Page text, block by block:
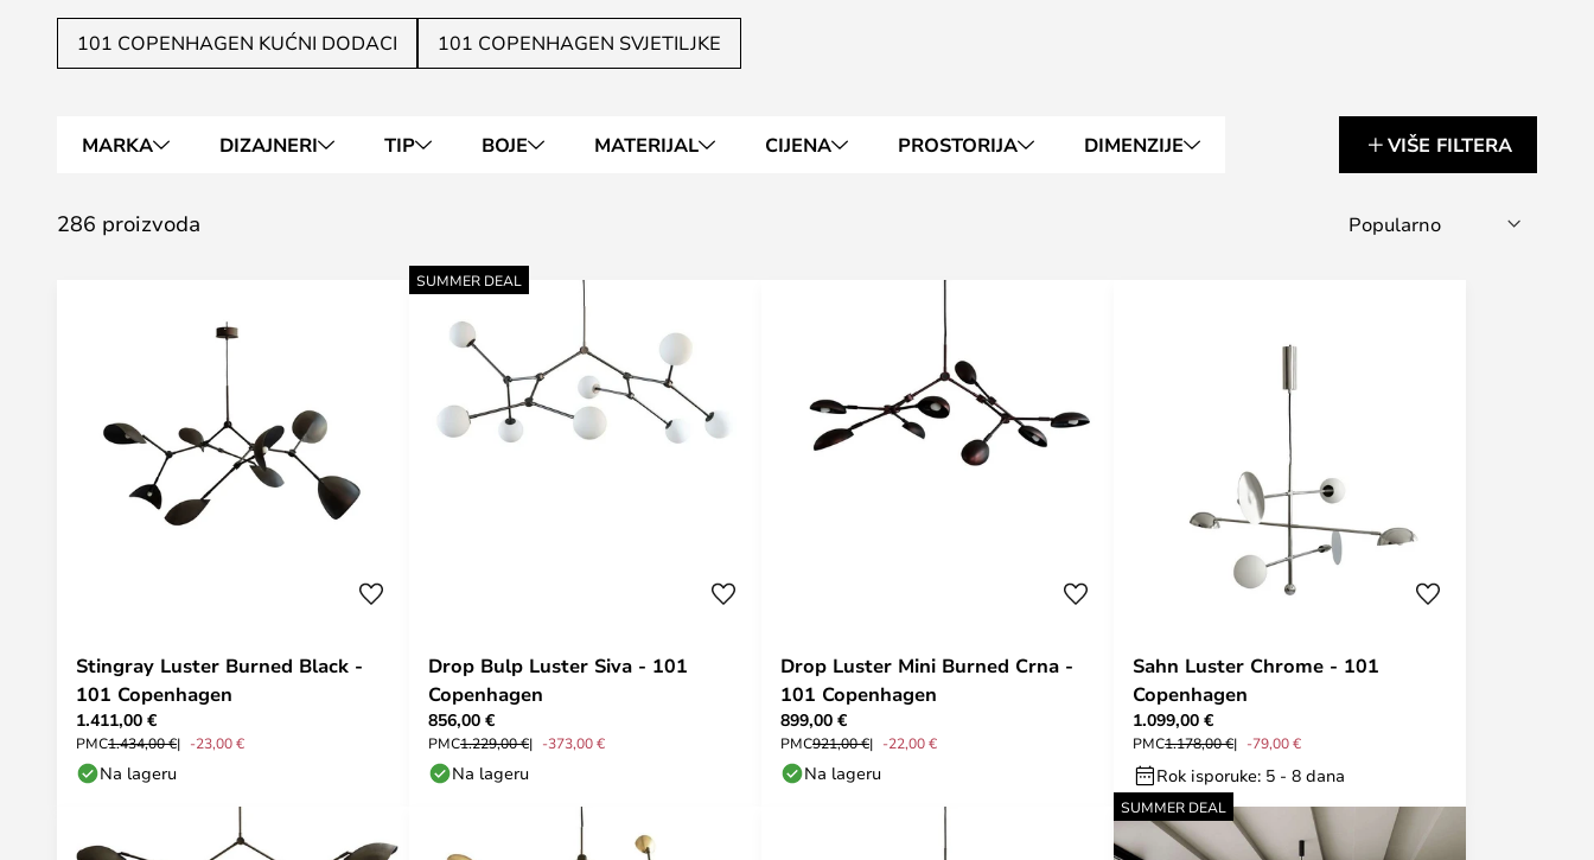
101 COPENHAGEN KUĆNI DODACI 101 COPENHAGEN SVJETILJKE
MARKA DIZAJNERI TIP BOJE MATERIJAL CIJENA PROSTORIJA DIMENZIJE VIŠE FILTERA
286 proizvoda
Stingray Luster Burned Black -
101 Copenhagen
1.411,00 €
PMC1.434,00 € -23,00 €
Na lageru
SUMMER DEAL
Drop Bulp Luster Siva - 101
Copenhagen
856,00 €
PMC1.229,00 € -373,00 €
Na lageru
Drop Luster Mini Burned Crna -
101 Copenhagen
899,00 €
PMC921,00 € -22,00 €
Na lageru
Sahn Luster Chrome - 101
Copenhagen
1.099,00 €
PMC1.178,00 € -79,00 €
Rok isporuke: 5 - 8 dana
SUMMER DEAL